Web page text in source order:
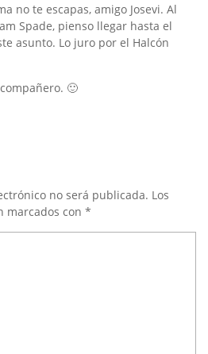
no te escapas, amigo Josevi. Al
Spade, pienso llegar hasta el
asunto. Lo juro por el Halcón
🙂
no será publicada. Los
marcados con *